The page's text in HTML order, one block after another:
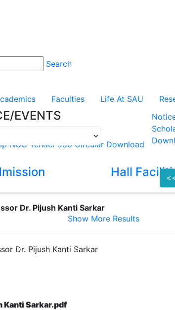
Search
Faculties Life At SAU
EVENTS
Hall
Show More Results
NOC Tender Job Circular Download
Dr. Pijush Kanti Sarkar
Dr. Pijush Kanti Sarkar
Kanti Sarkar.pdf